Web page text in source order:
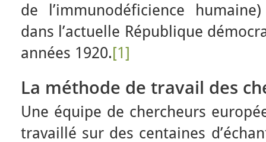
de l’immunodéficience
dans l’actuelle République
années 1920.[1]
La méthode de travail des
Une équipe de chercheurs
travaillé sur des centaines